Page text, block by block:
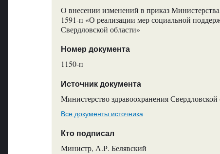
О внесении изменений в приказ
1591-п «О реализации мер социальной
Свердловской области»
Номер документа
1150-п
Источник документа
Министерство здравоохранения Свердловской
Все документы источника
Кто подписал
Министр, А.Р. Белявский